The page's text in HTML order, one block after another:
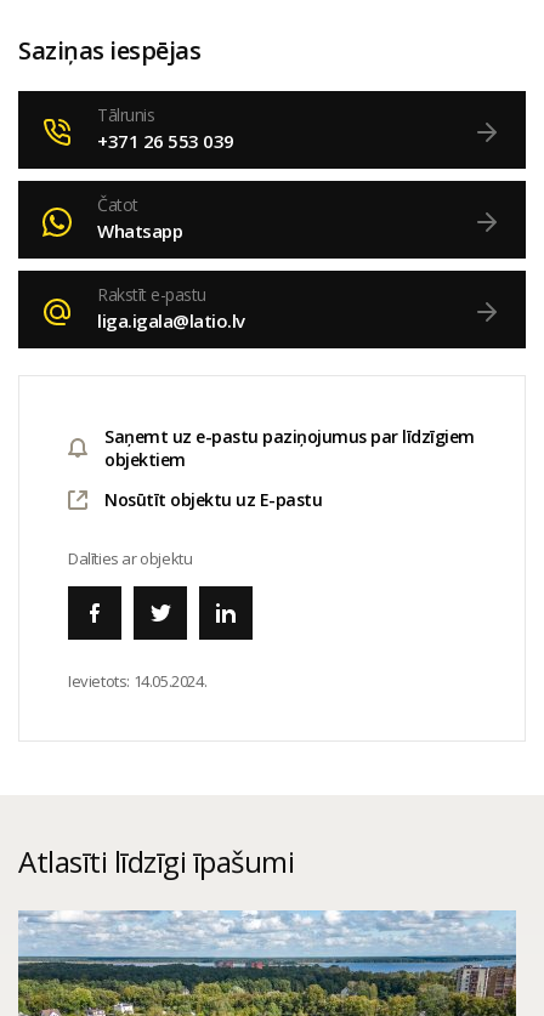
Saziņas iespējas
Tālrunis
+371 26 553 039
Čatot
Whatsapp
Rakstīt e-pastu
liga.igala@latio.lv
Saņemt uz e-pastu paziņojumus par līdzīgiem
objektiem
Nosūtīt objektu uz E-pastu
Dalīties ar objektu
Ievietots: 14.05.2024.
Atlasīti līdzīgi īpašumi